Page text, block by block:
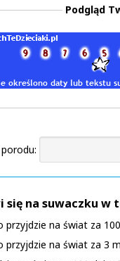
Podgląd
się na suwaczku w
na świat za
na świat za 3